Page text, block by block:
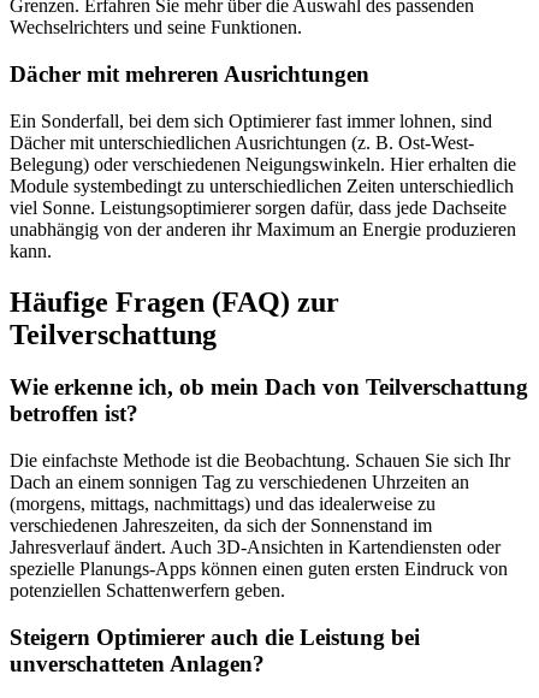
Grenzen. Erfahren Sie mehr über die Auswahl des passenden
Wechselrichters und seine Funktionen.
Dächer mit mehreren Ausrichtungen
Ein Sonderfall, bei dem sich Optimierer fast immer lohnen, sind
Dächer mit unterschiedlichen Ausrichtungen (z. B. Ost-West-
Belegung) oder verschiedenen Neigungswinkeln. Hier erhalten die
Module systembedingt zu unterschiedlichen Zeiten unterschiedlich
viel Sonne. Leistungsoptimierer sorgen dafür, dass jede Dachseite
unabhängig von der anderen ihr Maximum an Energie produzieren
kann.
Häufige Fragen (FAQ) zur
Teilverschattung
Wie erkenne ich, ob mein Dach von Teilverschattung
betroffen ist?
Die einfachste Methode ist die Beobachtung. Schauen Sie sich Ihr
Dach an einem sonnigen Tag zu verschiedenen Uhrzeiten an
(morgens, mittags, nachmittags) und das idealerweise zu
verschiedenen Jahreszeiten, da sich der Sonnenstand im
Jahresverlauf ändert. Auch 3D-Ansichten in Kartendiensten oder
spezielle Planungs-Apps können einen guten ersten Eindruck von
potenziellen Schattenwerfern geben.
Steigern Optimierer auch die Leistung bei
unverschatteten Anlagen?